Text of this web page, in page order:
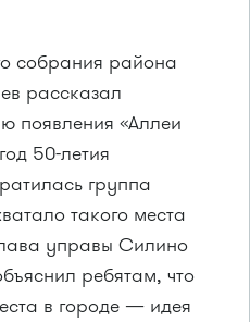
собрания района
рассказал
появления «Аллеи
50-летия
группа
такого места
управы Силино
ребятам, что
в городе — идея